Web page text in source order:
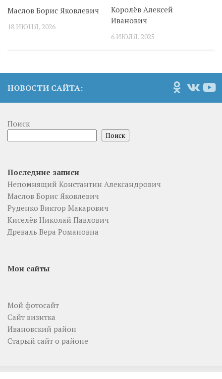
Маслов Борис Яковлевич
18 ИЮНЯ, 2026
Королёв Алексей
Иванович
6 ИЮЛЯ, 2025
НОВОСТИ САЙТА:
Поиск
Поиск
Последние записи
Непомнящий Константин Александрович
Маслов Борис Яковлевич
Руденко Виктор Макарович
Киселёв Николай Павлович
Древаль Вера Романовна
Мои сайты
Мой фотосайт
Сайт визитка
Ивановский район
Старый сайт о районе